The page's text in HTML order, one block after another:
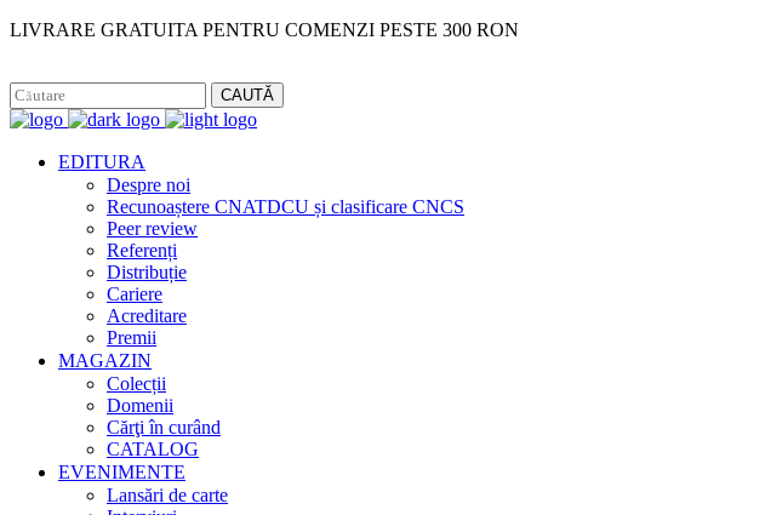
LIVRARE GRATUITA PENTRU COMENZI PESTE 300 RON
CAUTĂ
EDITURA
Despre noi
Recunoaștere CNATDCU și clasificare CNCS
Peer review
Referenți
Distribuție
Cariere
Acreditare
Premii
MAGAZIN
Colecții
Domenii
Cărţi în curând
CATALOG
EVENIMENTE
Lansări de carte